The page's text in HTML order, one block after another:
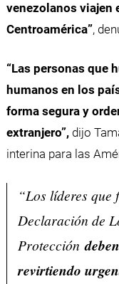
venezolanos viajen
Centroamérica”,
“Las personas que
humanos en los
forma segura y
extranjero”,dijo
interina para las
“Los líderes que
Declaración de
Protección
revirtiendo